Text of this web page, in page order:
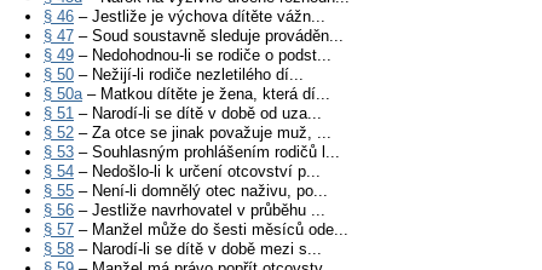
§ 46 – Jestliže je výchova dítěte vážn...
§ 47 – Soud soustavně sleduje prováděn...
§ 49 – Nedohodnou-li se rodiče o podst...
§ 50 – Nežijí-li rodiče nezletilého dí...
§ 50a– Matkou dítěte je žena, která dí...
§ 51 – Narodí-li se dítě v době od uza...
§ 52 – Za otce se jinak považuje muž, ...
§ 53 – Souhlasným prohlášením rodičů l...
§ 54 – Nedošlo-li k určení otcovství p...
§ 55 – Není-li domnělý otec naživu, po...
§ 56 – Jestliže navrhovatel v průběhu ...
§ 57 – Manžel může do šesti měsíců ode...
§ 58 – Narodí-li se dítě v době mezi s...